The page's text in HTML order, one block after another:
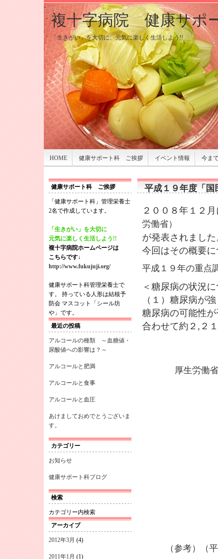
複十字病院 健康サポ
「生きがい」を大切に、元気に楽しく生活しよう!!
HOME 健康サポート科 ご挨拶 イベント情報 今ま
平成１９年度「国
２００８年１２
労働省）
が発表されました
今回はその概要
平成１９年の重点
＜糖尿病の状況
（１）糖尿病が
糖尿病の可能性
合わせて約２,２
厚生労働
（参考）（
健康サポート科 ご挨拶
「健康サポート科」管理栄養士
2名で作成しています。
「生きがい」を大切に
元気に楽しく生活しよう!!
複十字病院ホームページは
こちらです↓
http://www.fukujuji.org/
健康サポート科管理栄養士で
す。 持っている人形は結核予
防会 マスコット「シール坊
や」です。
最近の投稿
アルコールの種類 ～血糖値・
尿酸値への影響は？～
アルコールと肥満
アルコールと食事
アルコールと血圧
あけましておめでとうございま
す。
カテゴリー
お知らせ
健康サポート科ブログ
検索
カテゴリー内検索
アーカイブ
2012年3月 (4)
2011年1月 (1)
複十字病院 健康サポ
「生きがい」を大切に、元気に楽しく生活しよう!!